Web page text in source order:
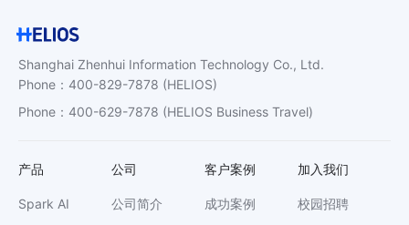
Shanghai Zhenhui Information Technology Co., Ltd.
Phone ： 400-829-7878 (HELIOS)
Phone ： 400-629-7878 (HELIOS Business Travel)
产品
Spark AI
公司
公司简介
客户案例
成功案例
加入我们
校园招聘